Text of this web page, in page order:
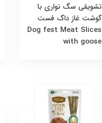
تشویقی سگ نواری با
گوشت غاز داگ فست
Dog fest Meat Slices
with goose